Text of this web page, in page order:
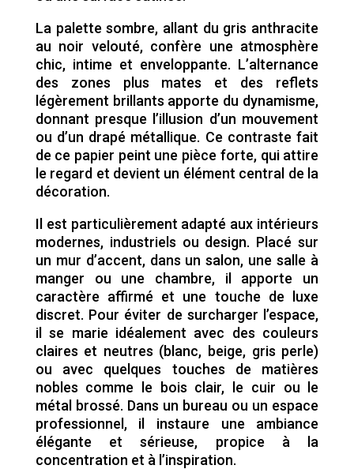
La palette sombre, allant du gris anthracite
au noir velouté, confère une atmosphère
chic, intime et enveloppante. L’alternance
des zones plus mates et des reflets
légèrement brillants apporte du dynamisme,
donnant presque l’illusion d’un mouvement
ou d’un drapé métallique. Ce contraste fait
de ce papier peint une pièce forte, qui attire
le regard et devient un élément central de la
décoration.
Il est particulièrement adapté aux intérieurs
modernes, industriels ou design. Placé sur
un mur d’accent, dans un salon, une salle à
manger ou une chambre, il apporte un
caractère affirmé et une touche de luxe
discret. Pour éviter de surcharger l’espace,
il se marie idéalement avec des couleurs
claires et neutres (blanc, beige, gris perle)
ou avec quelques touches de matières
nobles comme le bois clair, le cuir ou le
métal brossé. Dans un bureau ou un espace
professionnel, il instaure une ambiance
élégante et sérieuse, propice à la
concentration et à l’inspiration.